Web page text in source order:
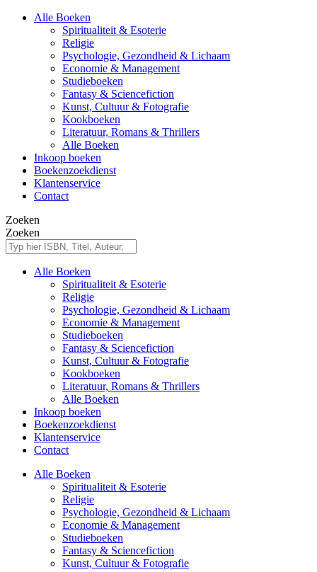
Alle Boeken
Spiritualiteit & Esoterie
Religie
Psychologie, Gezondheid & Lichaam
Economie & Management
Studieboeken
Fantasy & Sciencefiction
Kunst, Cultuur & Fotografie
Kookboeken
Literatuur, Romans & Thrillers
Alle Boeken
Inkoop boeken
Boekenzoekdienst
Klantenservice
Contact
Zoeken
Zoeken
Alle Boeken
Spiritualiteit & Esoterie
Religie
Psychologie, Gezondheid & Lichaam
Economie & Management
Studieboeken
Fantasy & Sciencefiction
Kunst, Cultuur & Fotografie
Kookboeken
Literatuur, Romans & Thrillers
Alle Boeken
Inkoop boeken
Boekenzoekdienst
Klantenservice
Contact
Alle Boeken
Spiritualiteit & Esoterie
Religie
Psychologie, Gezondheid & Lichaam
Economie & Management
Studieboeken
Fantasy & Sciencefiction
Kunst, Cultuur & Fotografie